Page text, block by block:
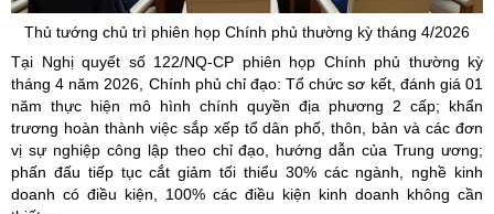
Thủ tướng chủ trì phiên họp Chính phủ thường kỳ tháng 4/2026
Tại Nghị quyết số 122/NQ-CP phiên họp Chính phủ thường kỳ
tháng 4 năm 2026, Chính phủ chỉ đạo: Tổ chức sơ kết, đánh giá 01
năm thực hiện mô hình chính quyền địa phương 2 cấp; khẩn
trương hoàn thành việc sắp xếp tổ dân phố, thôn, bản và các đơn
vị sự nghiệp công lập theo chỉ đạo, hướng dẫn của Trung ương;
phấn đấu tiếp tục cắt giảm tối thiểu 30% các ngành, nghề kinh
doanh có điều kiện, 100% các điều kiện kinh doanh không cần